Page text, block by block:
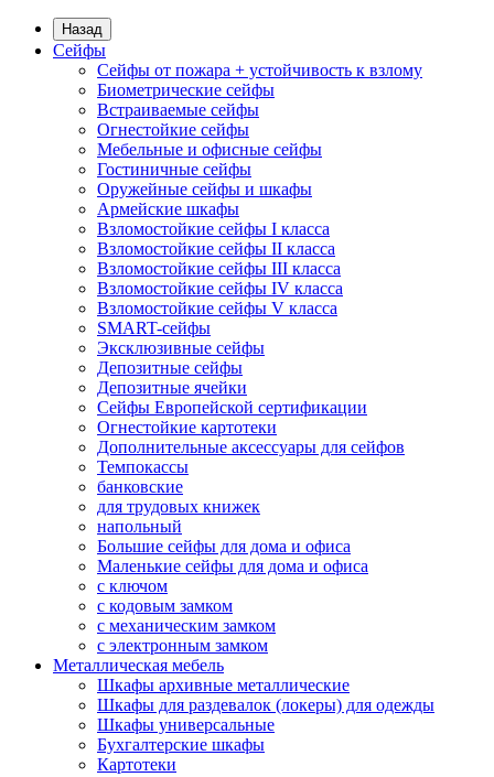
Назад
Сейфы
Сейфы от пожара + устойчивость к взлому
Биометрические сейфы
Встраиваемые сейфы
Огнестойкие сейфы
Мебельные и офисные сейфы
Гостиничные сейфы
Оружейные сейфы и шкафы
Армейские шкафы
Взломостойкие сейфы I класса
Взломостойкие сейфы II класса
Взломостойкие сейфы III класса
Взломостойкие сейфы IV класса
Взломостойкие сейфы V класса
SMART-сейфы
Эксклюзивные сейфы
Депозитные сейфы
Депозитные ячейки
Сейфы Европейской сертификации
Огнестойкие картотеки
Дополнительные аксессуары для сейфов
Темпокассы
банковские
для трудовых книжек
напольный
Большие сейфы для дома и офиса
Маленькие сейфы для дома и офиса
с ключом
с кодовым замком
с механическим замком
с электронным замком
Металлическая мебель
Шкафы архивные металлические
Шкафы для раздевалок (локеры) для одежды
Шкафы универсальные
Бухгалтерские шкафы
Картотеки